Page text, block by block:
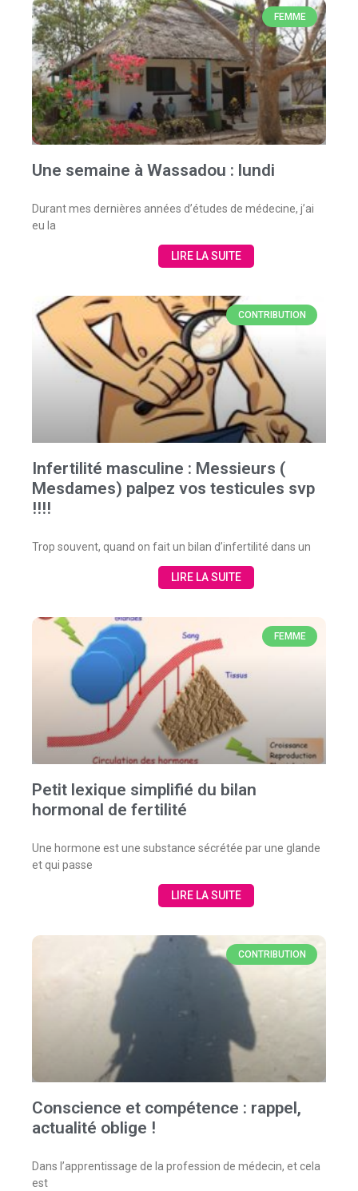
FEMME
Une semaine à Wassadou : lundi
Durant mes dernières années d’études de médecine, j’ai
eu la
LIRE LA SUITE
CONTRIBUTION
Infertilité masculine : Messieurs (
Mesdames) palpez vos testicules svp
!!!!
Trop souvent, quand on fait un bilan d’infertilité dans un
LIRE LA SUITE
FEMME
Petit lexique simplifié du bilan
hormonal de fertilité
Une hormone est une substance sécrétée par une glande
et qui passe
LIRE LA SUITE
CONTRIBUTION
Conscience et compétence : rappel,
actualité oblige !
Dans l’apprentissage de la profession de médecin, et cela
est